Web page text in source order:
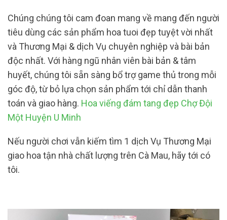
Chúng chúng tôi cam đoan mang về mang đến người
tiêu dùng các sản phẩm hoa tuoi đẹp tuyệt vời nhất
và Thương Mại & dịch Vụ chuyên nghiệp và bài bản
độc nhất. Với hàng ngũ nhân viên bài bản & tâm
huyết, chúng tôi sẵn sàng bổ trợ game thủ trong mỗi
góc độ, từ bỏ lựa chọn sản phẩm tới chỉ dẫn thanh
toán và giao hàng. Hoa viếng đám tang đẹp Chợ Đội
Một Huyện U Minh
Nếu người chơi vẫn kiếm tìm 1 dịch Vụ Thương Mại
giao hoa tận nhà chất lượng trên Cà Mau, hãy tới có
tôi.